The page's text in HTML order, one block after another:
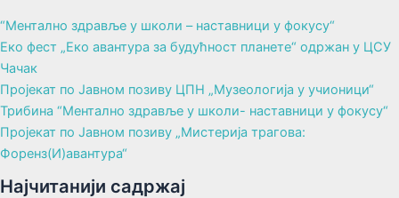
“Ментално здравље у школи – наставници у фокусу“
Еко фест „Еко авантура за будућност планете“ одржан у ЦСУ
Чачак
Пројекат по Јавном позиву ЦПН „Музеологија у учионици“
Трибина “Ментално здравље у школи- наставници у фокусу“
Пројекат по Јавном позиву „Мистерија трагова:
Форенз(И)авантура“
Најчитанији садржај